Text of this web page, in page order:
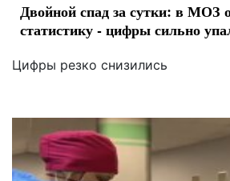
Двойной спад за сутки: в МОЗ
статистику - цифры сильно
Цифры резко снизились